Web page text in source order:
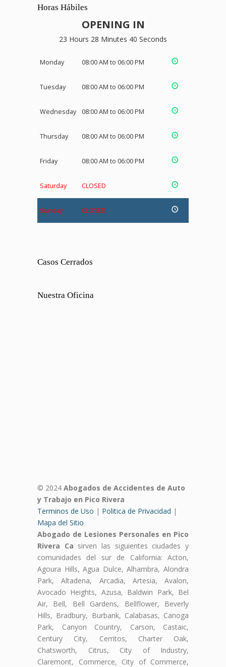
Horas Hábiles
OPENING IN
23 Hours 28 Minutes 39 Seconds
Monday 08:00 AM to 06:00 PM
Tuesday 08:00 AM to 06:00 PM
Wednesday 08:00 AM to 06:00 PM
Thursday 08:00 AM to 06:00 PM
Friday 08:00 AM to 06:00 PM
Saturday CLOSED
Sunday CLOSED
Casos Cerrados
Nuestra Oficina
© 2024 Abogados de Accidentes de Auto
y Trabajo en Pico Rivera
Terminos de Uso | Politica de Privacidad |
Mapa del Sitio
Abogado de Lesiones Personales en Pico
Rivera Ca sirven las siguientes ciudades y
comunidades del sur de California: Acton,
Agoura Hills, Agua Dulce, Alhambra, Alondra
Park, Altadena, Arcadia, Artesia, Avalon,
Avocado Heights, Azusa, Baldwin Park, Bel
Air, Bell, Bell Gardens, Bellflower, Beverly
Hills, Bradbury, Burbank, Calabasas, Canoga
Park, Canyon Country, Carson, Castaic,
Century City, Cerritos, Charter Oak,
Chatsworth, Citrus, City of Industry,
Claremont, Commerce, City of Commerce,